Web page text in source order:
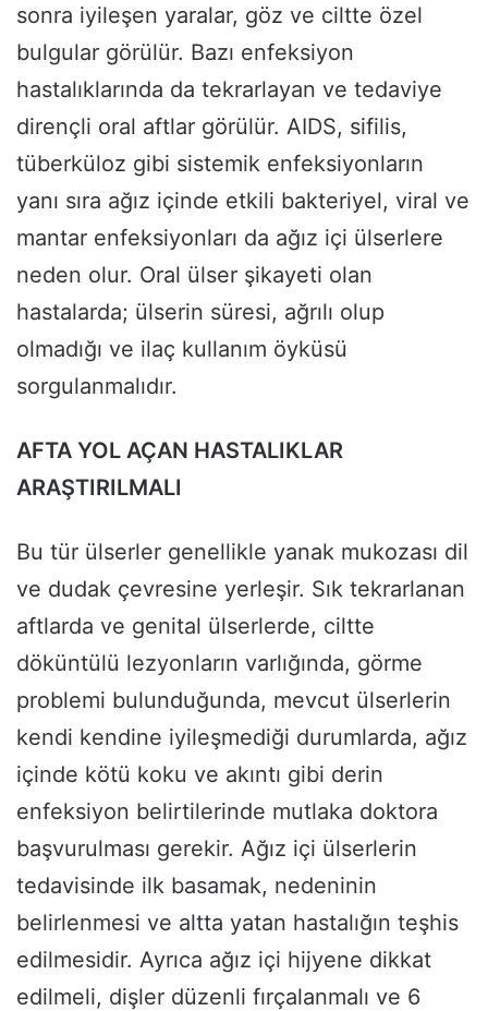
sonra iyileşen yaralar, göz ve ciltte özel
bulgular görülür. Bazı enfeksiyon
hastalıklarında da tekrarlayan ve tedaviye
dirençli oral aftlar görülür. AIDS, sifilis,
tüberküloz gibi sistemik enfeksiyonların
yanı sıra ağız içinde etkili bakteriyel, viral ve
mantar enfeksiyonları da ağız içi ülserlere
neden olur. Oral ülser şikayeti olan
hastalarda; ülserin süresi, ağrılı olup
olmadığı ve ilaç kullanım öyküsü
sorgulanmalıdır.
AFTA YOL AÇAN HASTALIKLAR
ARAŞTIRILMALI
Bu tür ülserler genellikle yanak mukozası dil
ve dudak çevresine yerleşir. Sık tekrarlanan
aftlarda ve genital ülserlerde, ciltte
döküntülü lezyonların varlığında, görme
problemi bulunduğunda, mevcut ülserlerin
kendi kendine iyileşmediği durumlarda, ağız
içinde kötü koku ve akıntı gibi derin
enfeksiyon belirtilerinde mutlaka doktora
başvurulması gerekir. Ağız içi ülserlerin
tedavisinde ilk basamak, nedeninin
belirlenmesi ve altta yatan hastalığın teşhis
edilmesidir. Ayrıca ağız içi hijyene dikkat
edilmeli, dişler düzenli fırçalanmalı ve 6